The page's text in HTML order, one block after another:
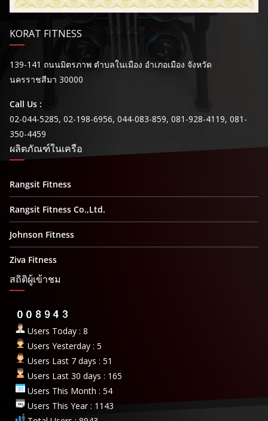
KORAT FITNESS
139-141 ถนนมิตรภาพ ตำบลในเมือง อำเภอเมือง จังหวัด
นครราชสีมา 30000
Call Us :
02-044-5285, 02-198-6956, 044-083-859, 081-928-4119, 081-
350-4459
ผลิตภัณฑ์ในเครือ
Rangsit Fitness
Rangsit Fitness Co.,Ltd.
Johnson Fitness
Ziva Fitness
สถิติผู้เข้าชม
Users Today : 8
Users Yesterday : 5
Users Last 7 days : 51
Users Last 30 days : 165
Users This Month : 54
Users This Year : 1143